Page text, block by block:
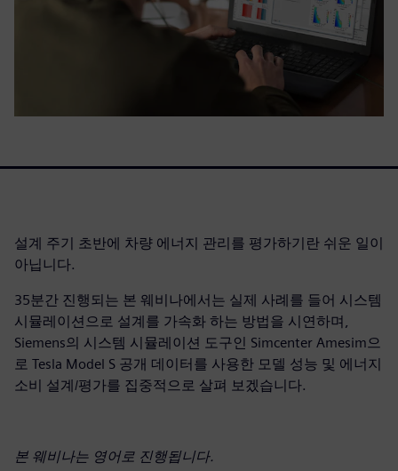
설계 주기 초반에 차량 에너지 관리를 평가하기란 쉬운 일이
아닙니다.
35분간 진행되는 본 웨비나에서는 실제 사례를 들어 시스템
시뮬레이션으로 설계를 가속화 하는 방법을 시연하며,
Siemens의 시스템 시뮬레이션 도구인 Simcenter Amesim으
로 Tesla Model S 공개 데이터를 사용한 모델 성능 및 에너지
소비 설계/평가를 집중적으로 살펴 보겠습니다.
본 웨비나는 영어로 진행됩니다.